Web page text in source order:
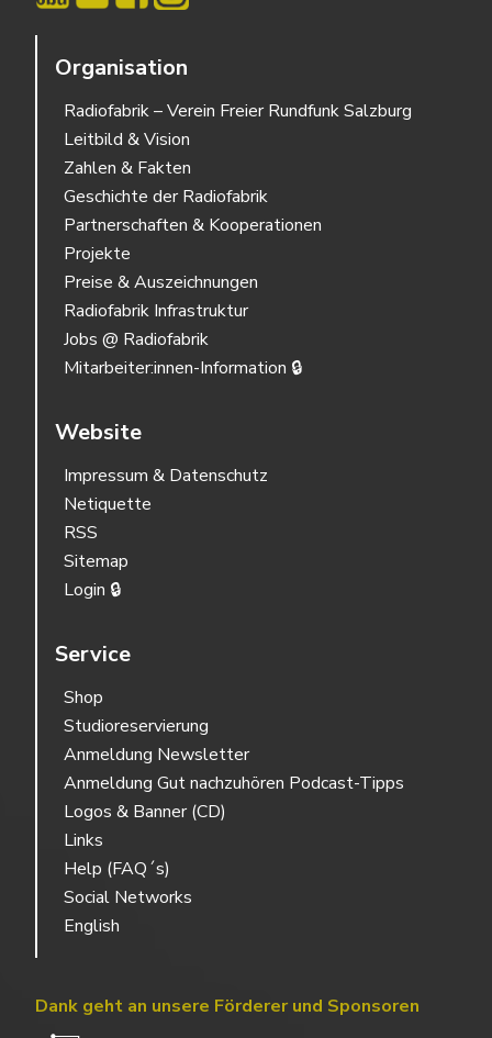
Organisation
Radiofabrik – Verein Freier Rundfunk Salzburg
Leitbild & Vision
Zahlen & Fakten
Geschichte der Radiofabrik
Partnerschaften & Kooperationen
Projekte
Preise & Auszeichnungen
Radiofabrik Infrastruktur
Jobs @ Radiofabrik
Mitarbeiter:innen-Information 🔒
Website
Impressum & Datenschutz
Netiquette
RSS
Sitemap
Login 🔒
Service
Shop
Studioreservierung
Anmeldung Newsletter
Anmeldung Gut nachzuhören Podcast-Tipps
Logos & Banner (CD)
Links
Help (FAQ´s)
Social Networks
English
Dank geht an unsere Förderer und Sponsoren